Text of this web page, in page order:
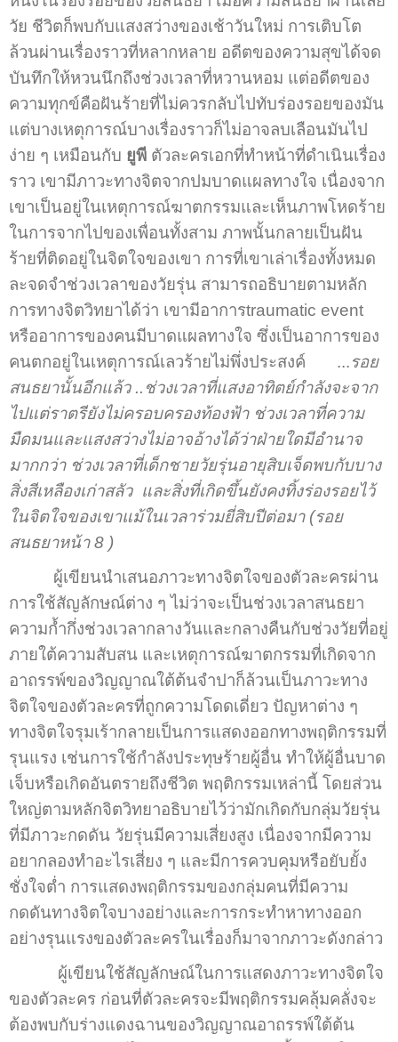
วัย ชีวิตก็พบกับแสงสว่างของเช้าวันใหม่ การเติบโต
ล้วนผ่านเรื่องราวที่หลากหลาย อดีตของความสุขได้จด
บันทึกให้หวนนึกถึงช่วงเวลาที่หวานหอม แต่อดีตของ
ความทุกข์คือฝันร้ายที่ไม่ควรกลับไปทับร่องรอยของมัน
แต่บางเหตุการณ์บางเรื่องราวก็ไม่อาจลบเลือนมันไป
ง่าย ๆ เหมือนกับ ยูพี ตัวละครเอกที่ทำหน้าที่ดำเนินเรื่อง
ราว เขามีภาวะทางจิตจากปมบาดแผลทางใจ เนื่องจาก
เขาเป็นอยู่ในเหตุการณ์ฆาตกรรมและเห็นภาพโหดร้าย
ในการจากไปของเพื่อนทั้งสาม ภาพนั้นกลายเป็นฝัน
ร้ายที่ติดอยู่ในจิตใจของเขา การที่เขาเล่าเรื่องทั้งหมด
ละจดจำช่วงเวลาของวัยรุ่น สามารถอธิบายตามหลัก
การทางจิตวิทยาได้ว่า เขามีอาการtraumatic event
หรืออาการของคนมีบาดแผลทางใจ ซึ่งเป็นอาการของ
คนตกอยู่ในเหตุการณ์เลวร้ายไม่พึ่งประสงค์ ...รอย
สนธยานั้นอีกแล้ว ..ช่วงเวลาที่แสงอาทิตย์กำลังจะจาก
ไปแต่ราตรียังไม่ครอบครองท้องฟ้า ช่วงเวลาที่ความ
มืดมนและแสงสว่างไม่อาจอ้างได้ว่าฝ่ายใดมีอำนาจ
มากกว่า ช่วงเวลาที่เด็กชายวัยรุ่นอายุสิบเจ็ดพบกับบาง
สิ่งสีเหลืองเก่าสลัว และสิ่งที่เกิดขึ้นยังคงทิ้งร่องรอยไว้
ในจิตใจของเขาแม้ในเวลาร่วมยี่สิบปีต่อมา (รอย
สนธยาหน้า 8 )
ผู้เขียนนำเสนอภาวะทางจิตใจของตัวละครผ่าน
การใช้สัญลักษณ์ต่าง ๆ ไม่ว่าจะเป็นช่วงเวลาสนธยา
ความก้ำกึ่งช่วงเวลากลางวันและกลางคืนกับช่วงวัยที่อยู่
ภายใต้ความสับสน และเหตุการณ์ฆาตกรรมที่เกิดจาก
อาถรรพ์ของวิญญาณใต้ต้นจำปาก็ล้วนเป็นภาวะทาง
จิตใจของตัวละครที่ถูกความโดดเดี่ยว ปัญหาต่าง ๆ
ทางจิตใจรุมเร้ากลายเป็นการแสดงออกทางพฤติกรรมที่
รุนแรง เช่นการใช้กำลังประทุษร้ายผู้อื่น ทำให้ผู้อื่นบาด
เจ็บหรือเกิดอันตรายถึงชีวิต พฤติกรรมเหล่านี้ โดยส่วน
ใหญ่ตามหลักจิตวิทยาอธิบายไว้ว่ามักเกิดกับกลุ่มวัยรุ่น
ที่มีภาวะกดดัน วัยรุ่นมีความเสี่ยงสูง เนื่องจากมีความ
อยากลองทำอะไรเสี่ยง ๆ และมีการควบคุมหรือยับยั้ง
ชั่งใจต่ำ การแสดงพฤติกรรมของกลุ่มคนที่มีความ
กดดันทางจิตใจบางอย่างและการกระทำหาทางออก
อย่างรุนแรงของตัวละครในเรื่องก็มาจากภาวะดังกล่าว
ผู้เขียนใช้สัญลักษณ์ในการแสดงภาวะทางจิตใจ
ของตัวละคร ก่อนที่ตัวละครจะมีพฤติกรรมคลุ้มคลั่งจะ
ต้องพบกับร่างแดงฉานของวิญญาณอาถรรพ์ใต้ต้น